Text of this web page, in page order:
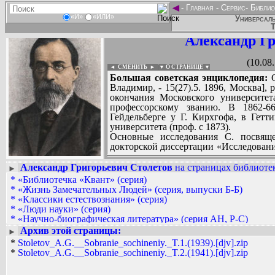
«И» «ИЛИ»
◄- Главная - Сервис-
Александр
◄ СМЕНИТЬ ► ▼ О СТРАНИЦЕ ▼
Большая советская энциклопедия:
Владимир, - 15(27).5. 1896, Москва],
окончания Московского
профессорскому званию. В
Гейдельберге у Г. Кирхгофа, в
университета (проф. с 1873).
Основные исследования С.
докторской диссертации
он показал, что кривая
магнитного поля имеет максимум,
измерял отношение
близкое к значению скорости света.
Герца, и его предложение
конгрессом электриков (1881),
света.
В 1888 начал систематическое
принесли С. мировую известность.
первый закон фотоэффекта: сила
падающего света (по
Вадим Ершов...
...
СПИСОК НЕКОТОРЫХ
...
► Александр Григорьевич Столетов на страницах
* «Библиотечка «Квант» (серия)
* «Жизнь Замечательных Людей» (серия, выпуски Б-Б)
* «Классики естествознания» (серия)
* «Люди науки» (серия)
* «Научно-биографическая литература» (серия АН, Р-С)
* «Техника - молодежи» (журнал 1940-1949 гг.)
* Кузнецов Иван Васильевич (философ)
* Столетов Александр Григорьевич
►
Архив этой страницы:
* Stoletov_A.G.__Sobranie_sochineniy._T.1.(1939).[djv].zip
* Stoletov_A.G.__Sobranie_sochineniy._T.2.(1941).[djv].zip